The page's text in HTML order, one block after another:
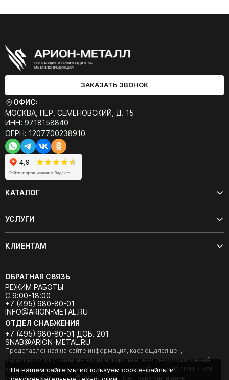
ЗАКАЗАТЬ ЗВОНОК
ОФИС:
МОСКВА, ПЕР. СЕМЁНОВСКИЙ, Д. 15
ИНН: 9718158840
ОГРН: 1207700238910
КАТАЛОГ
УСЛУГИ
КЛИЕНТАМ
ОБРАТНАЯ СВЯЗЬ
РЕЖИМ РАБОТЫ
С 9:00-18:00
+7 (495) 980-80-01
INFO@ARION-METAL.RU
ОТДЕЛ СНАБЖЕНИЯ
+7 (495) 980-80-01 ДОБ. 201
SNAB@ARION-METAL.RU
Представленная на сайте информация, касающаяся цен,
характеристик и наличия носит исключительно информационный
характер и не является публичной офертой (Статья 437(2) ГК РФ).
ООО "Арион-Металл" © 2020 - 2026 Все права защищены.
На нашем сайте мы используем cookie-файлы и